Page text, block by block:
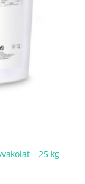
– 25 kg